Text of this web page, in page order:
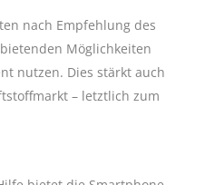
nach Empfehlung des
Möglichkeiten
nutzen. Dies stärkt auch
– letztlich zum